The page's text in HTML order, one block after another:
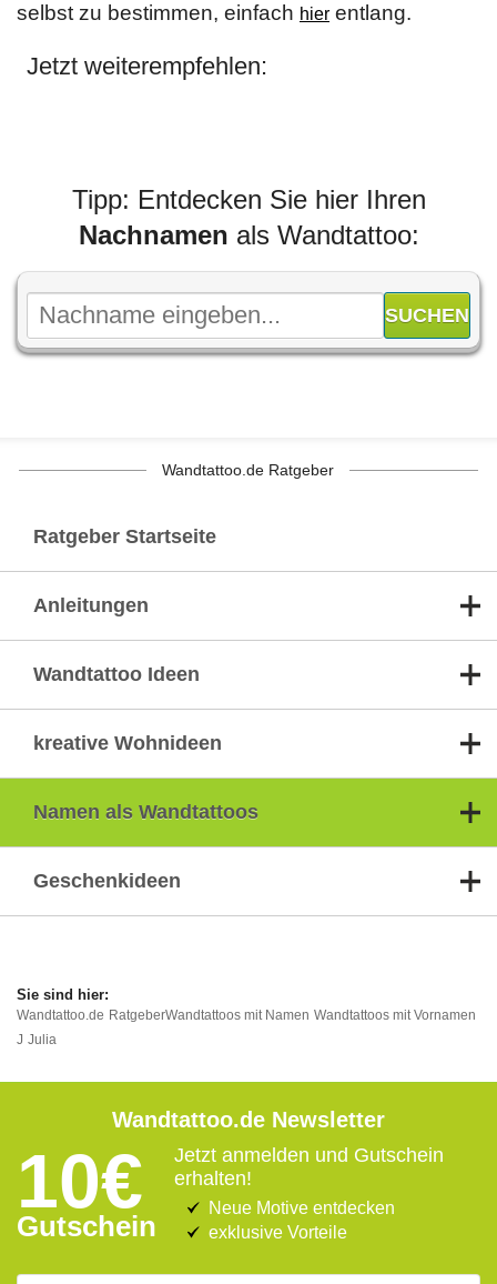
selbst zu bestimmen, einfach hier entlang.
Jetzt weiterempfehlen:
Tipp: Entdecken Sie hier Ihren
Nachnamen als Wandtattoo:
Wandtattoo.de Ratgeber
Ratgeber Startseite
Anleitungen
Wandtattoo Ideen
kreative Wohnideen
Namen als Wandtattoos
Geschenkideen
Wandtattoo.de RatgeberWandtattoos mit Namen Wandtattoos mit Vornamen
J Julia
Wandtattoo.de Newsletter
10€
Gutschein
Jetzt anmelden und Gutschein
erhalten!
Neue Motive entdecken
exklusive Vorteile